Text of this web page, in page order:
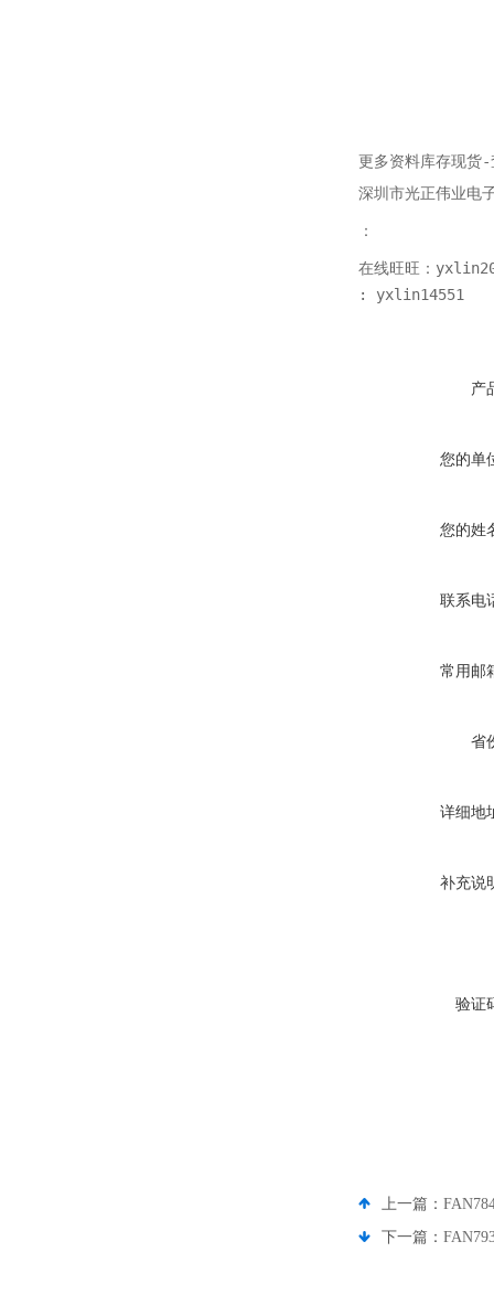
更多资料库存现货-
深圳市光正伟业电
：
在线旺旺：
: yxlin14551
产
您的单
您的姓
联系电
常用邮
省
详细地
补充说
验证
上一篇：
下一篇：